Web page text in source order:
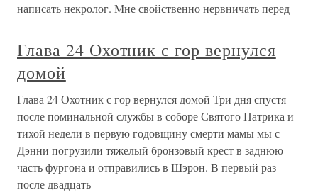
написать некролог. Мне свойственно нервничать перед
Глава 24 Охотник с гор вернулся
домой
Глава 24 Охотник с гор вернулся домой Три дня спустя
после поминальной службы в соборе Святого Патрика и
тихой недели в первую годовщину смерти мамы мы с
Дэнни погрузили тяжелый бронзовый крест в заднюю
часть фургона и отправились в Шэрон. В первый раз
после двадцать